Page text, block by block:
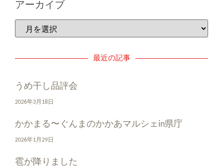
アーカイブ
最近の記事
うめ干し品評会
2026年3月18日
かかまる〜ぐんまのかかあマルシェin県庁
2026年1月29日
雹が降りました